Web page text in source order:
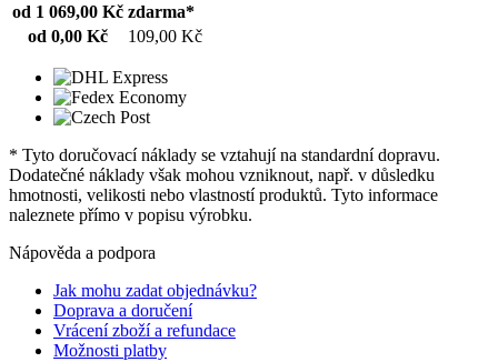
od 1 069,00 Kč zdarma*
od 0,00 Kč
109,00 Kč
* Tyto doručovací náklady se vztahují na standardní dopravu.
Dodatečné náklady však mohou vzniknout, např. v důsledku
hmotnosti, velikosti nebo vlastností produktů. Tyto informace
naleznete přímo v popisu výrobku.
Nápověda a podpora
Jak mohu zadat objednávku?
Doprava a doručení
Vrácení zboží a refundace
Možnosti platby